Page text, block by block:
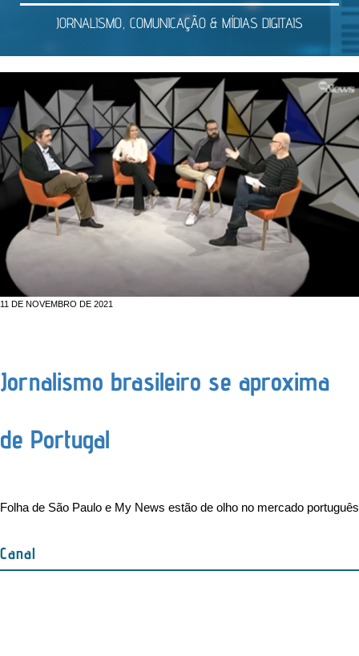
JORNALISMO, COMUNICAÇÃO & MÍDIAS DIGITAIS
11 DE NOVEMBRO DE 2021
Jornalismo brasileiro se aproxima
de Portugal
Folha de São Paulo e My News estão de olho no mercado português
Canal